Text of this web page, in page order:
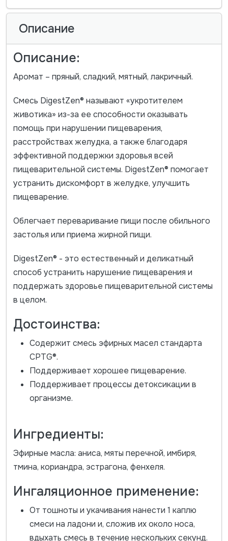
Описание
Описание:
Аромат – пряный, сладкий, мятный, лакричный.
Смесь DigestZen® называют «укротителем
животика» из-за ее способности оказывать
помощь при нарушении пищеварения,
расстройствах желудка, а также благодаря
эффективной поддержки здоровья всей
пищеварительной системы. DigestZen® помогает
устранить дискомфорт в желудке, улучшить
пищеварение.
Облегчает переваривание пищи после обильного
застолья или приема жирной пищи.
DigestZen® - это естественный и деликатный
способ устранить нарушение пищеварения и
поддержать здоровье пищеварительной системы
в целом.
Достоинства:
Содержит смесь эфирных масел стандарта
CPTG®.
Поддерживает хорошее пищеварение.
Поддерживает процессы детоксикации в
организме.
Ингредиенты:
Эфирные масла: аниса, мяты перечной, имбиря,
тмина, кориандра, эстрагона, фенхеля.
Ингаляционное применение:
От тошноты и укачивания нанести 1 каплю
смеси на ладони и, сложив их около носа,
вдыхать смесь в течение нескольких секунд.